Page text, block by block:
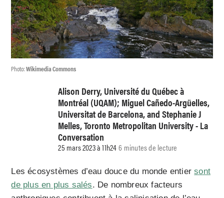
Photo:Wikimedia Commons
Alison Derry, Université du Québec à
Montréal (UQAM); Miguel Cañedo-Argüelles,
Universitat de Barcelona, and Stephanie J
Melles, Toronto Metropolitan University - La
Conversation
25 mars 2023 à 11h246 minutes de lecture
Les écosystèmes d’eau douce du monde entiersont
de plus en plus salés. De nombreux facteurs